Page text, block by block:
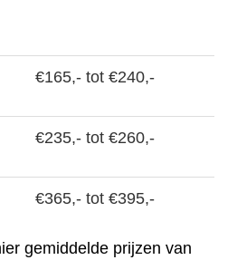
€165,- tot €240,-
€235,- tot €260,-
€365,- tot €395,-
gemiddelde prijzen van